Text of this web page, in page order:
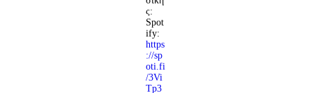
ς:
Spot
ify:
https
://sp
oti.fi
/3Vi
Tp3